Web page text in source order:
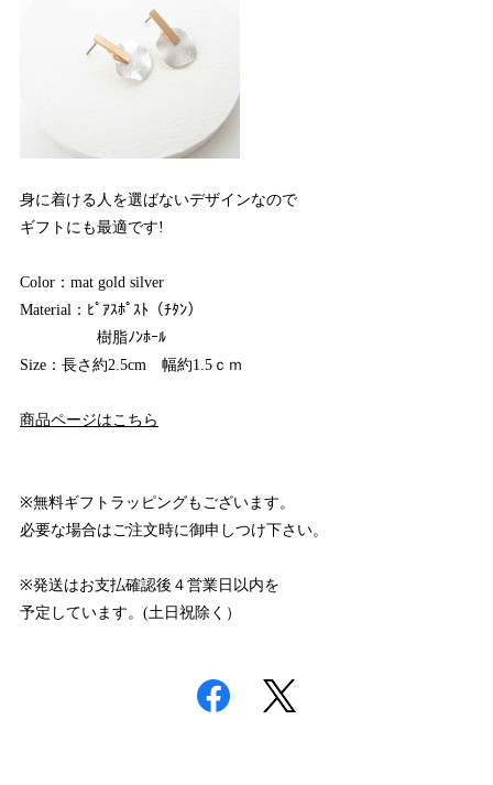
身に着ける人を選ばないデザインなので
ギフトにも最適です!
Color：mat gold silver
Material：ﾋﾟｱｽﾎﾟｽﾄ（ﾁﾀﾝ）
樹脂ﾉﾝﾎｰﾙ
Size：長さ約2.5cm 幅約1.5ｃｍ
商品ページはこちら
※無料ギフトラッピングもございます。
必要な場合はご注文時に御申しつけ下さい。
※発送はお支払確認後４営業日以内を
予定しています。(土日祝除く）